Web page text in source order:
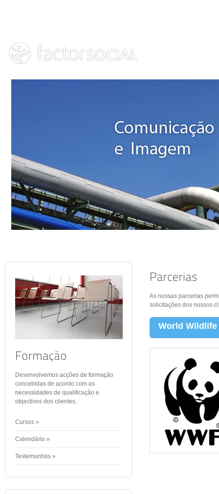
As nossas parcerias
solicitações dos nossos
World Wildlife
Desenvolvemos acções de formação
concebidas de acordo com as
necessidades de qualificação e
objectivos dos clientes.
Cursos »
Calendário »
Testemunhos »